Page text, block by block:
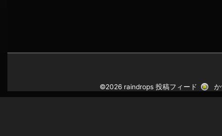
©2026 raindrops投稿フィード